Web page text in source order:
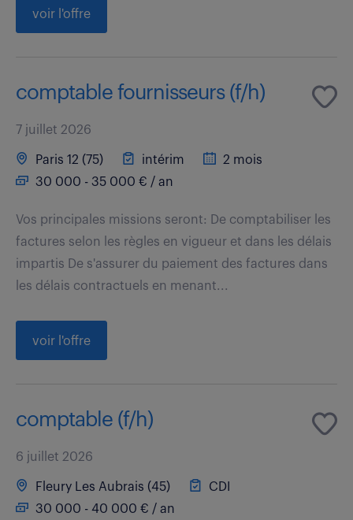
voir l'offre
comptable fournisseurs (f/h)
7 juillet 2026
Paris 12 (75) intérim
2 mois
30 000 - 35 000 € / an
Vos principales missions seront: De comptabiliser les
factures selon les règles en vigueur et dans les délais
impartis De s'assurer du paiement des factures dans
les délais contractuels en menant...
voir l'offre
comptable (f/h)
6 juillet 2026
Fleury Les Aubrais (45)
CDI
30 000 - 40 000 € / an